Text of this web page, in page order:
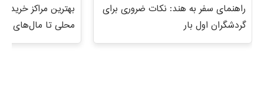
راهنمای سفر به هند: نکات ضروری برای
گردشگران اول بار
بهترین مراکز خرید
محلی تا مال‌های